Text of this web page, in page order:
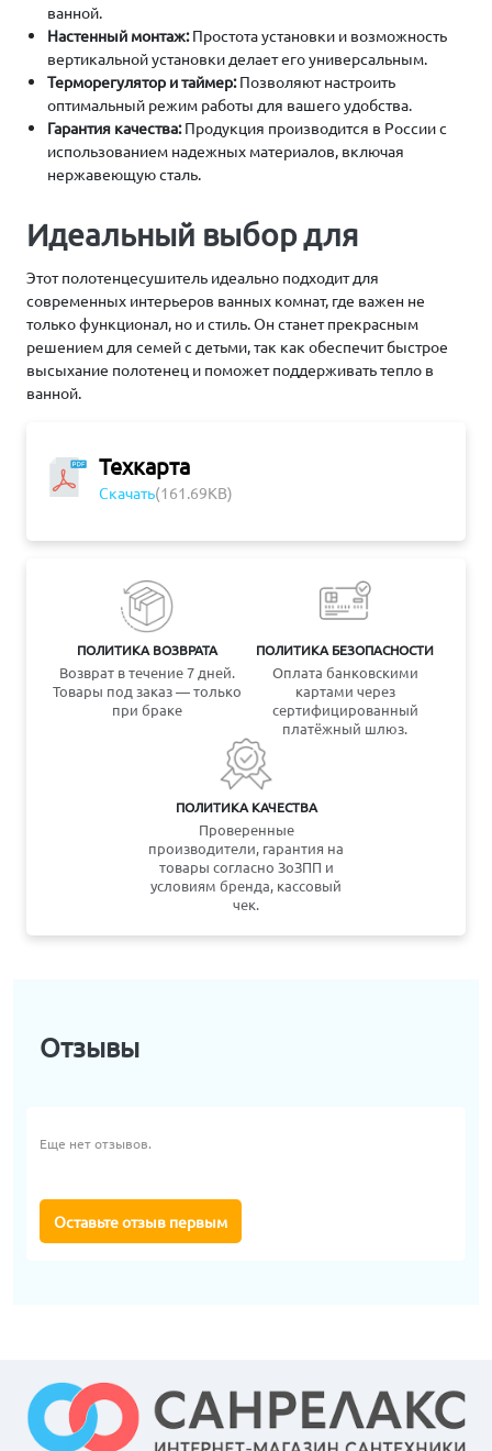
Техкарта
Скачать(161.69KB)
ПОЛИТИКА ВОЗВРАТА
Возврат в течение 7 дней.
Товары под заказ — только
при браке
ПОЛИТИКА БЕЗОПАСНОСТИ
Оплата банковскими
картами через
сертифицированный
платёжный шлюз.
ПОЛИТИКА КАЧЕСТВА
Проверенные
производители, гарантия на
товары согласно ЗоЗПП и
условиям бренда, кассовый
чек.
ванной.
Настенный монтаж:Простота установки и возможность
вертикальной установки делает его универсальным.
Терморегулятор и таймер:Позволяют настроить
оптимальный режим работы для вашего удобства.
Гарантия качества:Продукция производится в России с
использованием надежных материалов, включая
нержавеющую сталь.
Идеальный выбор для
Этот полотенцесушитель идеально подходит для
современных интерьеров ванных комнат, где важен не
только функционал, но и стиль. Он станет прекрасным
решением для семей с детьми, так как обеспечит быстрое
высыхание полотенец и поможет поддерживать тепло в
ванной.
Отзывы
Еще нет отзывов.
Оставьте отзыв первым